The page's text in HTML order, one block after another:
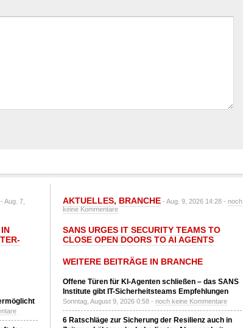
- Aug. 7,
AKTUELLES, BRANCHE - Aug. 9, 2026 14:28 - noch
keine Kommentare
SANS URGES IT SECURITY TEAMS TO
CLOSE OPEN DOORS TO AI AGENTS
WEITERE BEITRÄGE IN BRANCHE
Offene Türen für KI-Agenten schließen – das SANS
Institute gibt IT-Sicherheitsteams Empfehlungen
Sonntag, August 9, 2026 0:58 - noch keine Kommentare
6 Ratschläge zur Sicherung der Resilienz auch in